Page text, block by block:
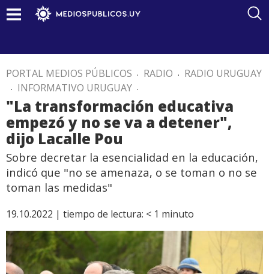
PORTAL MEDIOS PÚBLICOS . RADIO . RADIO URUGUAY
. INFORMATIVO URUGUAY .
"La transformación educativa
empezó y no se va a detener",
dijo Lacalle Pou
Sobre decretar la esencialidad en la educación,
indicó que "no se amenaza, o se toman o no se
toman las medidas"
19.10.2022 | tiempo de lectura: < 1 minuto